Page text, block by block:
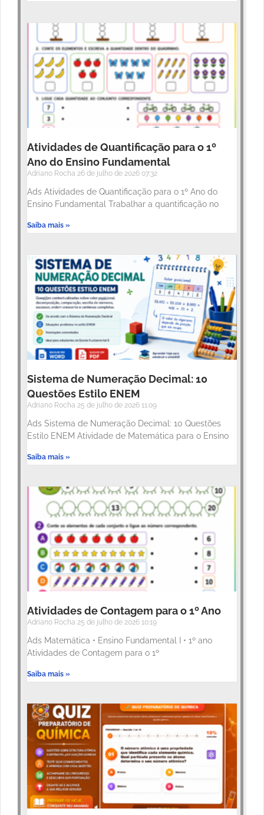
Atividades de Quantificação para o 1º
Ano do Ensino Fundamental
Adriano Rocha 26 de julho de 2026 07:32
Ads Atividades de Quantificação para o 1º Ano do
Ensino Fundamental Trabalhar a quantificação no
Saiba mais »
Sistema de Numeração Decimal: 10
Questões Estilo ENEM
Adriano Rocha 25 de julho de 2026 11:09
Ads Sistema de Numeração Decimal: 10 Questões
Estilo ENEM Atividade de Matemática para o Ensino
Saiba mais »
Atividades de Contagem para o 1º Ano
Adriano Rocha 25 de julho de 2026 10:19
Ads Matemática • Ensino Fundamental I • 1º ano
Atividades de Contagem para o 1º
Saiba mais »